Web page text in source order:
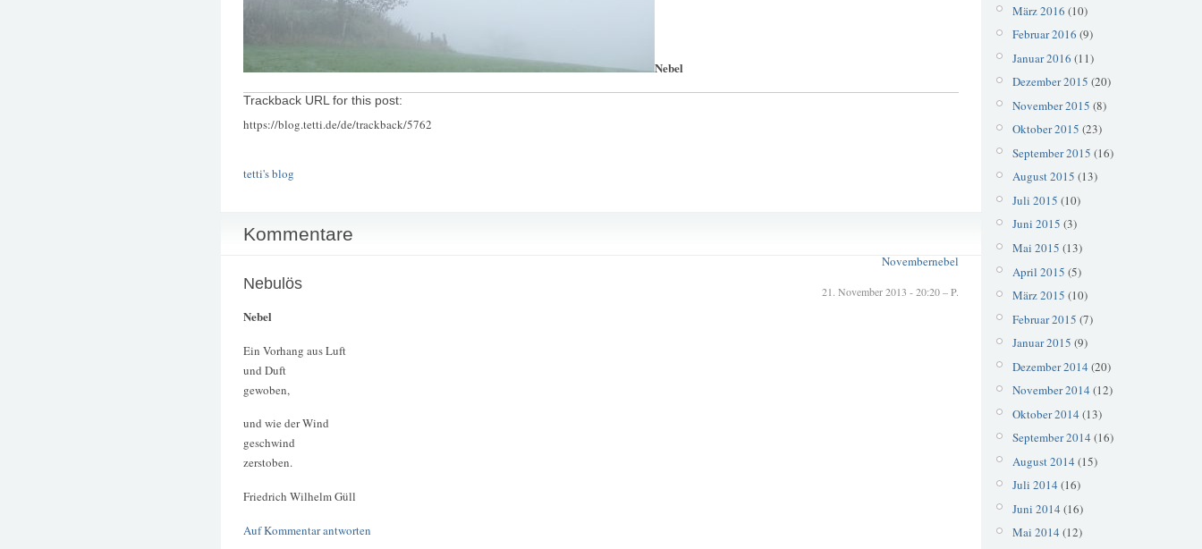
Nebel
Trackback URL for this post:
https://blog.tetti.de/de/trackback/5762
tetti's blog
Novembernebel
Kommentare
21. November 2013 - 20:20 – P.
Nebulös
Nebel
Ein Vorhang aus Luft
und Duft
gewoben,
und wie der Wind
geschwind
zerstoben.
Friedrich Wilhelm Güll
Auf Kommentar antworten
März 2016 (10)
Februar 2016 (9)
Januar 2016 (11)
Dezember 2015 (20)
November 2015 (8)
Oktober 2015 (23)
September 2015 (16)
August 2015 (13)
Juli 2015 (10)
Juni 2015 (3)
Mai 2015 (13)
April 2015 (5)
März 2015 (10)
Februar 2015 (7)
Januar 2015 (9)
Dezember 2014 (20)
November 2014 (12)
Oktober 2014 (13)
September 2014 (16)
August 2014 (15)
Juli 2014 (16)
Juni 2014 (16)
Mai 2014 (12)